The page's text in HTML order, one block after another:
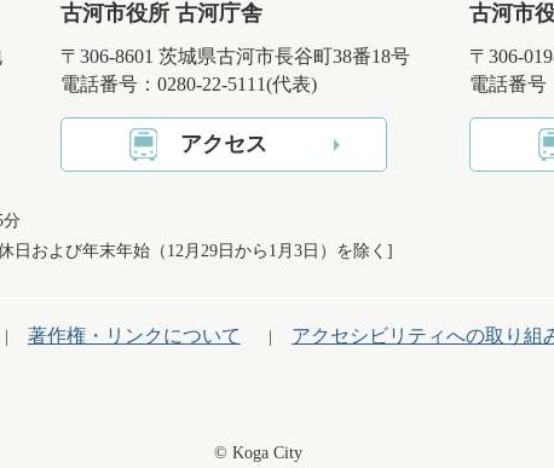
古河市役所 古河庁舎
〒306-8601 茨城県古河市長谷町38番18号
電話番号：0280-22-5111(代表)
アクセス
古河市
〒306-
電話番号
分
日および年末年始（12月29日から1月3日）を除く]
著作権・リンクについて アクセシビリティへの取り組
© Koga City